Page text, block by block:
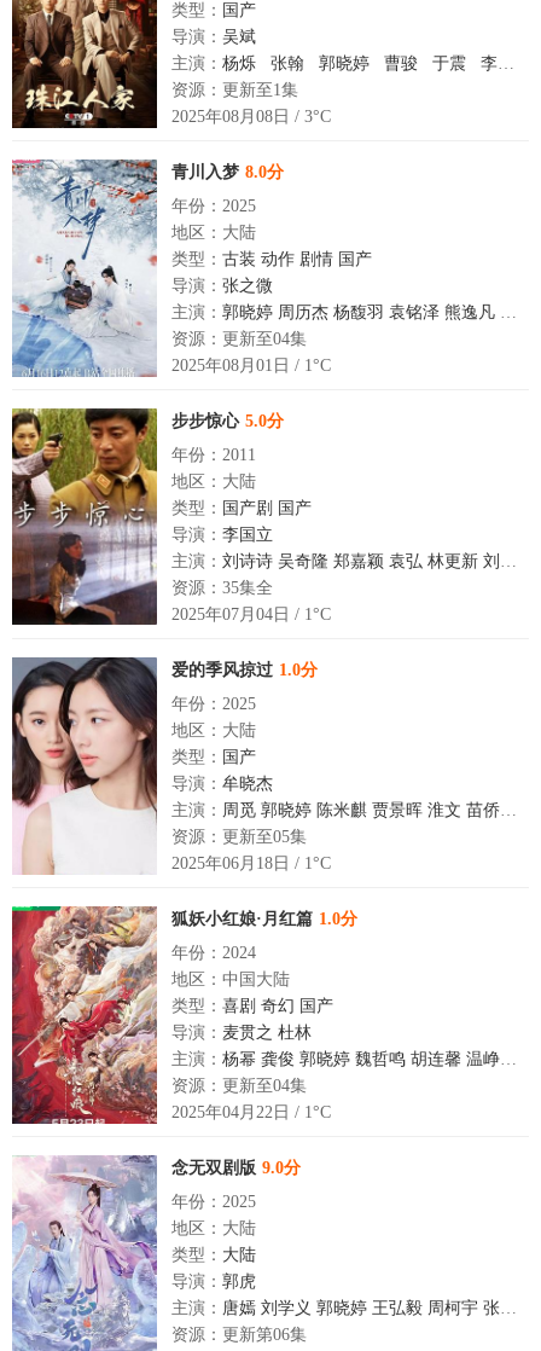
类型： 国产
导演： 吴斌
主演： 杨烁 张翰 郭晓婷 曹骏 于震
李乃文
资源：更新至1集
2025年08月08日 / 3°C
青川入梦 8.0分
年份：2025
地区：大陆
类型： 古装 动作 剧情 国产
导演： 张之微
主演： 郭晓婷 周历杰 杨馥羽 袁铭泽 熊逸凡 赵崇
资源：更新至04集
2025年08月01日 / 1°C
步步惊心 5.0分
年份：2011
地区：大陆
类型： 国产剧
国产
导演： 李国立
主演： 刘诗诗 吴奇隆 郑嘉颖 袁弘 林更新 刘松仁
资源：35集全
2025年07月04日 / 1°C
爱的季风掠过 1.0分
年份：2025
地区：大陆
类型： 国产
导演： 牟晓杰
主演： 周觅 郭晓婷 陈米麒 贾景晖 淮文 苗侨伟
资源：更新至05集
2025年06月18日 / 1°C
狐妖小红娘·月红篇 1.0分
年份：2024
地区：中国大陆
类型： 喜剧 奇幻 国产
导演： 麦贯之 杜林
主演： 杨幂 龚俊 郭晓婷 魏哲鸣 胡连馨 温峥嵘
资源：更新至04集
2025年04月22日 / 1°C
念无双剧版 9.0分
年份：2025
地区：大陆
类型： 大陆
导演： 郭虎
主演： 唐嫣 刘学义 郭晓婷 王弘毅 周柯宇 张俪
资源：更新第06集